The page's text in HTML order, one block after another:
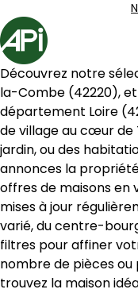
Accueil
3 Maisons à vendre
108 m²
Aller à l'image1
Aller à l'image2
Aller à l'image3
Aller à l'image4
Aller à l'image5
Découvrez notre
la-Combe (42220),
département Loire (
de village au cœur de
jardin, ou des
annonces la
offres de maisons en
mises à jour
varié, du centre-
filtres pour affiner
nombre de pièces
trouvez la maison